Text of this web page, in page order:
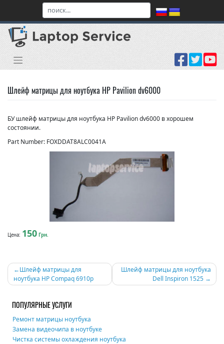
content
Шлейф матрицы для ноутбука HP Pavilion dv6000
БУ шлейф матрицы для ноутбука HP Pavilion dv6000 в хорошем
состоянии.
Part Number: FOXDDAT8ALC004​1A
Цена: 150 Грн.
Навигация
по
записям
Шлейф матрицы для
ноутбука HP Compaq 6910p
Шлейф матрицы для ноутбука
Dell Inspiron 1525
ПОПУЛЯРНЫЕ УСЛУГИ
Ремонт матрицы ноутбука
Замена видеочипа в ноутбуке
Чистка системы охлаждения ноутбука